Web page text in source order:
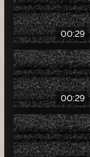
00:29
00:29